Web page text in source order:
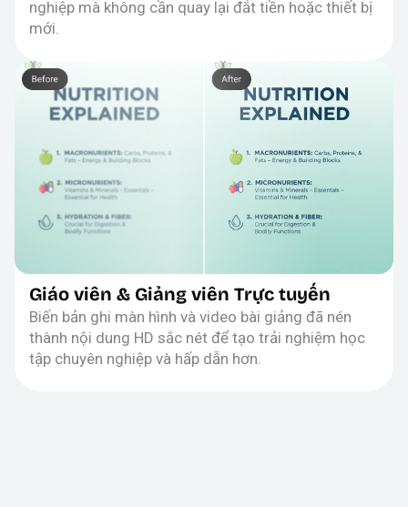
nghiệp mà không cần quay lại đắt tiền hoặc thiết bị
mới.
Giáo viên & Giảng viên Trực tuyến
Biến bản ghi màn hình và video bài giảng đã nén
thành nội dung HD sắc nét để tạo trải nghiệm học
tập chuyên nghiệp và hấp dẫn hơn.